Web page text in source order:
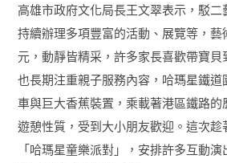
高雄市政府文化局長王文翠表示，駁二
持續辦理多項豐富的活動、展覽等，藝
元，動靜皆精采，許多家長喜歡帶寶貝
也長期注重親子服務內容，哈瑪星鐵道
車與巨大香蕉裝置，乘載著港區鐵路
遊憩性質，受到大小朋友歡迎。這次趁
「哈瑪星童樂派對」，安排許多互動